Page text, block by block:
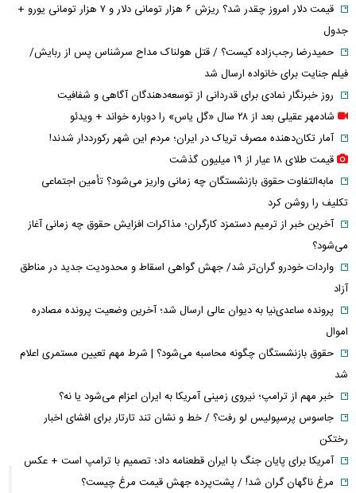
قیمت دلار امروز چقدر شد؟ ریزش ۶ هزار تومانی دلار و ۷ هزار تومانی یورو +
جدول
حمیدرضا رجب‌زاده کیست؟ / قتل هولناک مداح سرشناس پس از ربایش/
فیلم جنایت برای خانواده ارسال شد
روز خبرنگار نمادی برای قدردانی از توسعه‌دهندگان آگاهی و شفافیت
شادمهر عقیلی بعد از ۲۸ سال «گل یاس» را دوباره خواند + ویدئو
آمار تکان‌دهنده مصرف تریاک در ایران؛ مردم این شهر رکورددار شدند!
قیمت طلای ۱۸ عیار از ۱۹ میلیون گذشت
مابه‌التفاوت حقوق بازنشستگان چه زمانی واریز می‌شود؟ تأمین اجتماعی
تکلیف را روشن کرد
آخرین خبر از ترمیم دستمزد کارگران؛ مذاکرات افزایش حقوق چه زمانی آغاز
می‌شود؟
واردات خودرو گران‌تر شد/ جهش گواهی اسقاط و محدودیت جدید در مناطق
آزاد
پرونده ساعدی‌نیا به دیوان عالی ارسال شد؛ آخرین وضعیت پرونده مصادره
اموال
حقوق بازنشستگان چگونه محاسبه می‌شود؟ | شرط مهم تعیین مستمری اعلام
شد
خبر مهم از ترامپ؛ نیروی زمینی آمریکا به ایران اعزام می‌شود یا نه؟
جاسوس پرسپولیس لو رفت؟ / خط و نشان تند تارتار برای افشای اخبار
رختکن
آمریکا برای پایان جنگ با ایران قطعنامه داد؛ تصمیم با ترامپ است + عکس
مرغ ناگهان گران شد! / پشت‌پرده جهش قیمت مرغ چیست؟